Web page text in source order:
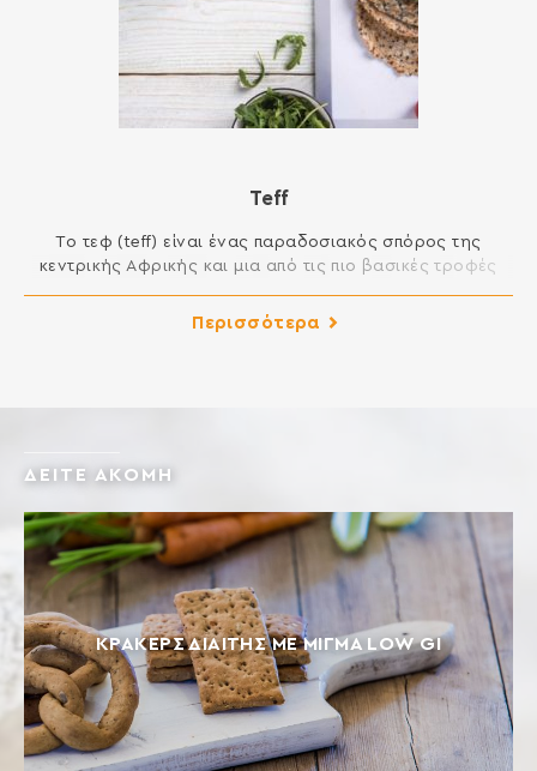
Teff
Το τεφ (teff) είναι ένας παραδοσιακός σπόρος της
κεντρικής Αφρικής και μια από τις πιο βασικές τροφές
δυτικό κόσμο. Καλλιεργήθηκε για πρώτη φορά στην
Αιθιοπία πριν από 4.000 χρόνια και σήμερα είναι η πιο
Περισσότερα
ΔΕΙΤΕ ΑΚΟΜΗ
ΚΡΆΚΕΡΣ ΔΙΑΊΤΗΣ ΜΕ ΜΊΓΜΑ LOW GI